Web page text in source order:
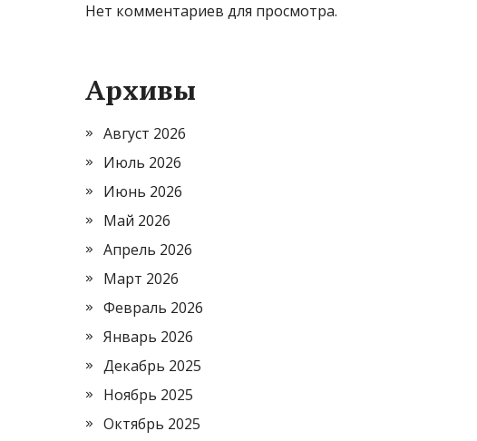
Нет комментариев для просмотра.
Архивы
Август 2026
Июль 2026
Июнь 2026
Май 2026
Апрель 2026
Март 2026
Февраль 2026
Январь 2026
Декабрь 2025
Ноябрь 2025
Октябрь 2025